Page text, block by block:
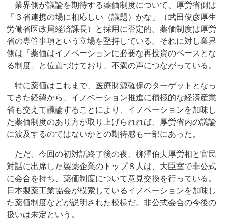
業界側が議論を期待する薬価制度について、厚労省側は
「３省連携の場に相応しい（議題）かな」（武田俊彦厚生
労働省医政局経済課長）と採用に否定的。薬価制度は厚労
省の専管事項という立場を堅持している。それに対し業界
側は「薬価はイノベーションに必要な再投資のベースとな
る制度」と位置づけており、不満の声につながっている。
特に薬価はこれまで、医療財源確保のターゲットとなっ
てきた経緯から、イノベーション推進に積極的な経済産業
省も交えて議論することにより、イノベーションを加味し
た薬価制度のあり方が取り上げられれば、厚労省内の議論
に波及するのではないかとの期待感も一部にあった。
ただ、今回の初対話終了後の夜、柳澤伯夫厚労相と官民
対話に出席した製薬企業のトップ８人は、大臣室で非公式
に会合を持ち、薬価制度について意見交換を行っている。
日本製薬工業協会が模索しているイノベーションを加味し
た薬価制度などが説明された模様だ。非公式会合の今後の
扱いは未定という。